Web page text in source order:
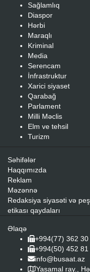
Sağlamlıq
Diaspor
Hərbi
Maraqlı
Kriminal
Media
Serencam
İnfrastruktur
Xarici siyaset
Qarabağ
Parlament
Milli Məclis
Elm ve tehsil
Turizm
Səhifələr
Haqqımızda
Reklam
Məzənnə
Redaksiya siyasəti və
etikası qaydaları
Əlaqə
+994(77) 362 30
+994(50) 452 81
info@busaat.az
Yasamal ray.,
yubileyi
Siyasət
28.01.2026- 19:50
Xaqani
yubileyi
Bu il böyük
Əfzələddin
illiyi tamam
Busaat.azxəbər verir
yubileyinin qeyd
Sərəncam imzalayıb.
Sərəncama əsasən,